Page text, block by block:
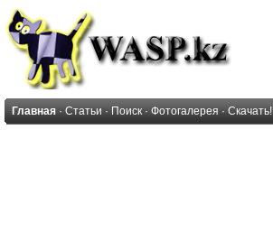
Главная · Статьи · Поиск · Фотогалерея · Скачать!